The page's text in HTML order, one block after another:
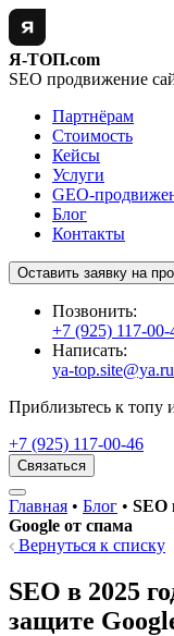
Я-ТОП.com
SEO продвижение
Партнёрам
Стоимость
Кейсы
Услуги
GEO-
Блог
Контакты
Оставить заявку на
Позвонить:
+7 (925) 117-00-
Написать:
ya-top.site@ya.ru
Приблизьтесь к топу
+7 (925) 117-00-46
Связаться
Главная • Блог • SEO
Google от спама
Вернуться к списку
SEO в 2025
защите